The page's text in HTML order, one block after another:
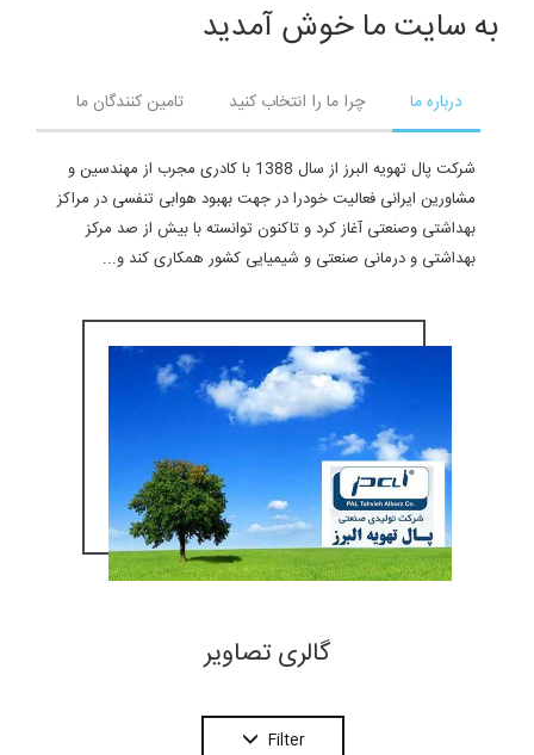
به سایت ما خوش آمدید
درباره ما چرا ما را انتخاب کنید تامین کنندگان ما
شرکت پال تهویه البرز از سال 1388 با کادری مجرب از مهندسین و
مشاورین ایرانی فعالیت خودرا در جهت بهبود هوابی تنفسی در مراکز
بهداشتی وصنعتی آغاز کرد و تاکنون توانسته با بیش از صد مرکز
بهداشتی و درمانی صنعتی و شیمیایی کشور همکاری کند و...
گالری تصاویر
Filter